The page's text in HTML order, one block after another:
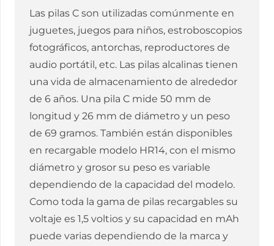
Las pilas C son utilizadas comúnmente en
juguetes, juegos para niños, estroboscopios
fotográficos, antorchas, reproductores de
audio portátil, etc. Las pilas alcalinas tienen
una vida de almacenamiento de alrededor
de 6 años. Una pila C mide 50 mm de
longitud y 26 mm de diámetro y un peso
de 69 gramos. También están disponibles
en recargable modelo HR14, con el mismo
diámetro y grosor su peso es variable
dependiendo de la capacidad del modelo.
Como toda la gama de pilas recargables su
voltaje es 1,5 voltios y su capacidad en mAh
puede varias dependiendo de la marca y